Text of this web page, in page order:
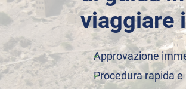
viaggiare
Approvazione
Procedura rapida